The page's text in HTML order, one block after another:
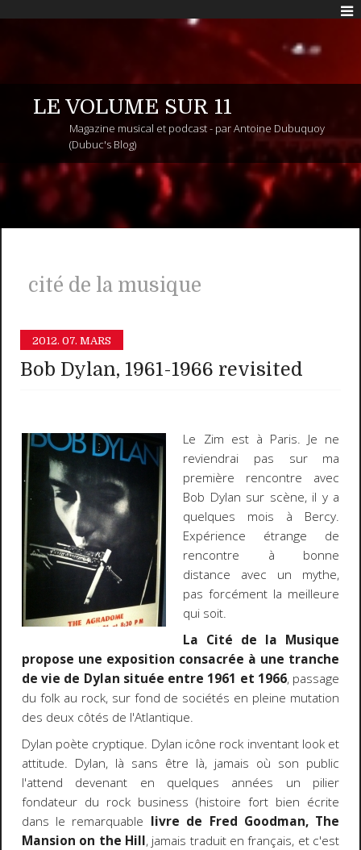
LE VOLUME SUR 11
Magazine musical et podcast - par Antoine Dubuquoy
(Dubuc's Blog)
cité de la musique
2012. 07. MARS
Bob Dylan, 1961-1966 revisited
Le Zim est à Paris. Je ne
reviendrai pas sur ma
première rencontre avec
Bob Dylan sur scène, il y a
quelques mois à Bercy.
Expérience étrange de
rencontre à bonne
distance avec un mythe,
pas forcément la meilleure
qui soit.
La Cité de la Musique
propose une exposition consacrée à une tranche
de vie de Dylan située entre 1961 et 1966, passage
du folk au rock, sur fond de sociétés en pleine mutation
des deux côtés de l'Atlantique.
Dylan poète cryptique. Dylan icône rock inventant look et
attitude. Dylan, là sans être là, jamais où son public
l'attend devenant en quelques années un pilier
fondateur du rock business (histoire fort bien écrite
dans le remarquable livre de Fred Goodman, The
Mansion on the Hill, jamais traduit en français, et c'est